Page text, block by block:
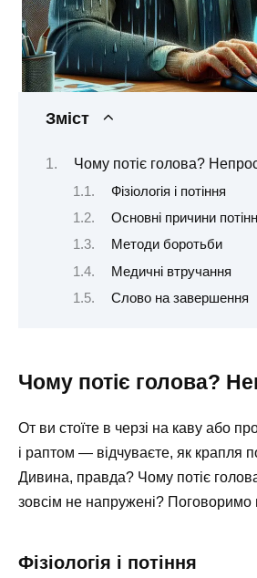
Зміст
Чому потіє голова?
Фізіологія і потіння
Основні причини
Методи боротьби
Медичні втручання
Слово на завершення
Чому потіє голова?
От ви стоїте в черзі на каву або
і раптом — відчуваєте, як крапля
Дивина, правда? Чому потіє
зовсім не напружені? Поговоримо
Фізіологія і потіння